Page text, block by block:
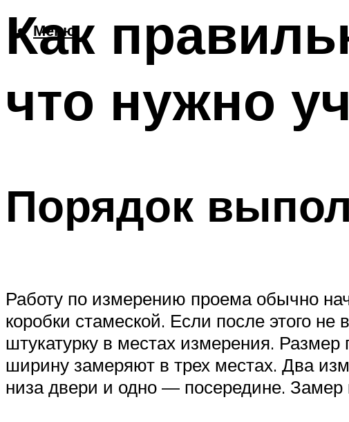
Меню
Как
что нужно
Порядок
Работу по измерению проема обычно
коробки стамеской. Если после этого
штукатурку в местах измерения.
ширину замеряют в трех местах. Два
низа двери и одно — посередине. Замер